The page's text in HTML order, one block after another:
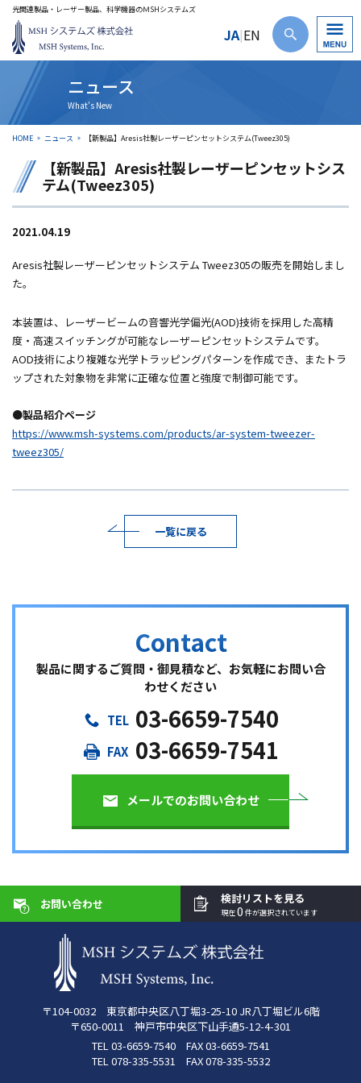
光関連製品・レーザー製品、科学機器のＭSHシステムズ
JA|EN
ニュース
HOME ニュース 【新製品】Aresis社製レーザーピンセットシステム(Tweez305)
【新製品】Aresis社製レーザーピンセットシス
テム(Tweez305)
2021.04.19
Aresis社製レーザーピンセットシステム Tweez305の販売を開始しまし
た。
本装置は、レーザービームの音響光学偏光(AOD)技術を採用した高精
度・高速スイッチングが可能なレーザーピンセットシステムです。
AOD技術により複雑な光学トラッピングパターンを作成でき、またトラ
ップされた対象物を非常に正確な位置と強度で制御可能です。
●製品紹介ページ
https://www.msh-systems.com/products/ar-system-tweezer-
tweez305/
一覧に戻る
製品に関するご質問・御見積など、お気軽にお問い合
わせください
03-6659-7540
03-6659-7541
メールでのお問い合わせ
お問い合わせ 検討リストを見る
現在0 件が選択されています
〒104-0032 東京都中央区八丁堀3-25-10 JR八丁堀ビル6階
〒650-0011 神戸市中央区下山手通5-12-4-301
TEL 03-6659-7540 FAX 03-6659-7541
TEL 078-335-5531 FAX 078-335-5532